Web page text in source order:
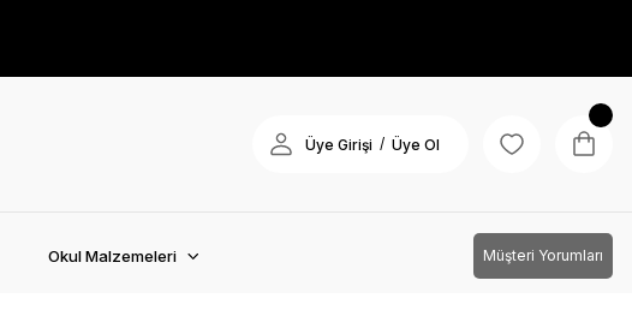
Üye Girişi / Üye Ol
Okul Malzemeleri Müşteri Yorumları